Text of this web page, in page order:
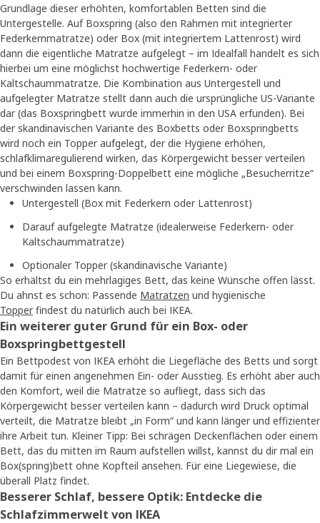
Grundlage dieser erhöhten, komfortablen Betten sind die
Untergestelle. Auf Boxspring (also den Rahmen mit integrierter
Federkernmatratze) oder Box (mit integriertem Lattenrost) wird
dann die eigentliche Matratze aufgelegt – im Idealfall handelt es sich
hierbei um eine möglichst hochwertige Federkern- oder
Kaltschaummatratze. Die Kombination aus Untergestell und
aufgelegter Matratze stellt dann auch die ursprüngliche US-Variante
dar (das Boxspringbett wurde immerhin in den USA erfunden). Bei
der skandinavischen Variante des Boxbetts oder Boxspringbetts
wird noch ein Topper aufgelegt, der die Hygiene erhöhen,
schlafklimaregulierend wirken, das Körpergewicht besser verteilen
und bei einem Boxspring-Doppelbett eine mögliche „Besucherritze“
verschwinden lassen kann.
Untergestell (Box mit Federkern oder Lattenrost)
Darauf aufgelegte Matratze (idealerweise Federkern- oder
Kaltschaummatratze)
Optionaler Topper (skandinavische Variante)
So erhältst du ein mehrlagiges Bett, das keine Wünsche offen lässt.
Du ahnst es schon: Passende Matratzen und hygienische
Topper findest du natürlich auch bei IKEA.
Ein weiterer guter Grund für ein Box- oder
Boxspringbettgestell
Ein Bettpodest von IKEA erhöht die Liegefläche des Betts und sorgt
damit für einen angenehmen Ein- oder Ausstieg. Es erhöht aber auch
den Komfort, weil die Matratze so aufliegt, dass sich das
Körpergewicht besser verteilen kann – dadurch wird Druck optimal
verteilt, die Matratze bleibt „in Form“ und kann länger und effizienter
ihre Arbeit tun. Kleiner Tipp: Bei schrägen Deckenflächen oder einem
Bett, das du mitten im Raum aufstellen willst, kannst du dir mal ein
Box(spring)bett ohne Kopfteil ansehen. Für eine Liegewiese, die
überall Platz findet.
Besserer Schlaf, bessere Optik: Entdecke die
Schlafzimmerwelt von IKEA